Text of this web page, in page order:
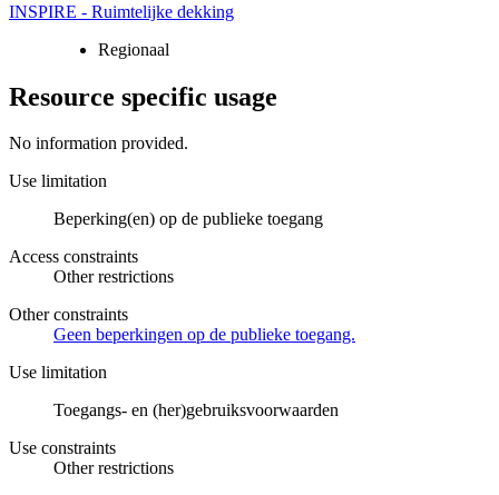
INSPIRE - Ruimtelijke dekking
Regionaal
Resource specific usage
No information provided.
Use limitation
Beperking(en) op de publieke toegang
Access constraints
Other restrictions
Other constraints
Geen beperkingen op de publieke toegang.
Use limitation
Toegangs- en (her)gebruiksvoorwaarden
Use constraints
Other restrictions